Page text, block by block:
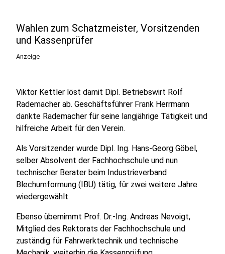
Wahlen zum Schatzmeister, Vorsitzenden
und Kassenprüfer
Anzeige
Viktor Kettler löst damit Dipl. Betriebswirt Rolf
Rademacher ab. Geschäftsführer Frank Herrmann
dankte Rademacher für seine langjährige Tätigkeit und
hilfreiche Arbeit für den Verein.
Als Vorsitzender wurde Dipl. Ing. Hans-Georg Göbel,
selber Absolvent der Fachhochschule und nun
technischer Berater beim Industrieverband
Blechumformung (IBU) tätig, für zwei weitere Jahre
wiedergewählt.
Ebenso übernimmt Prof. Dr.-Ing. Andreas Nevoigt,
Mitglied des Rektorats der Fachhochschule und
zuständig für Fahrwerktechnik und technische